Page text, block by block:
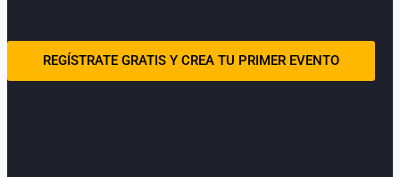
REGÍSTRATE GRATIS Y CREA TU PRIMER EVENTO